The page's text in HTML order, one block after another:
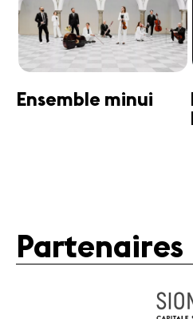
Guttman Tango
Partenaires